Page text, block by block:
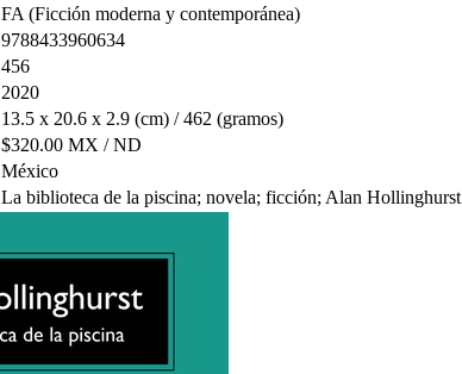
FA (Ficción moderna y contemporánea)
9788433960634
456
2020
13.5 x 20.6 x 2.9 (cm) / 462 (gramos)
$320.00 MX / ND
México
La biblioteca de la piscina; novela; ficción; Alan Hollinghurst